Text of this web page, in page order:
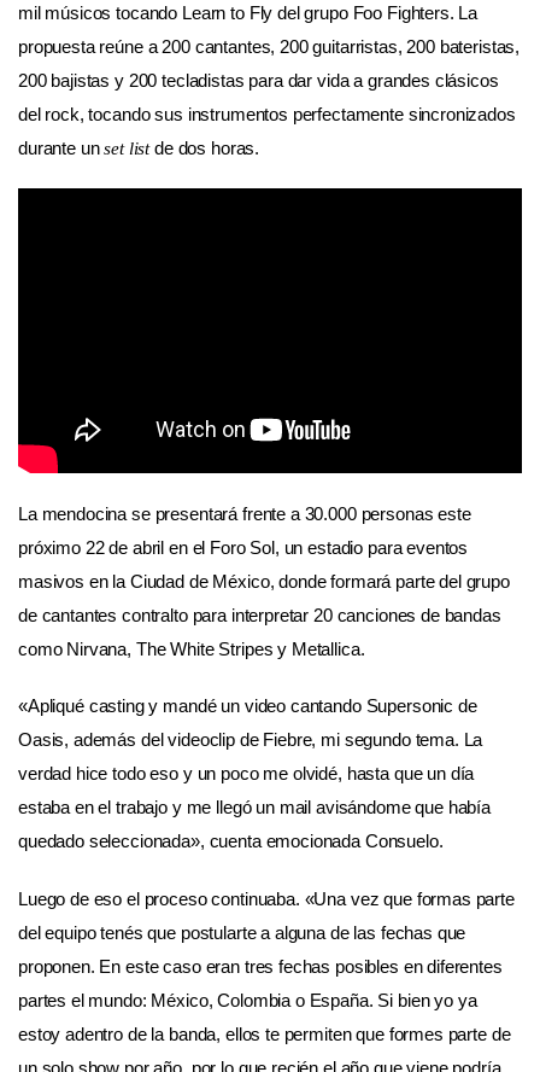
mil músicos tocando Learn to Fly del grupo Foo Fighters. La
propuesta reúne a 200 cantantes, 200 guitarristas, 200 bateristas,
200 bajistas y 200 tecladistas para dar vida a grandes clásicos
del rock, tocando sus instrumentos perfectamente sincronizados
durante unset listde dos horas.
La mendocina se presentará frente a 30.000 personas este
próximo 22 de abril en el Foro Sol, un estadio para eventos
masivos en la Ciudad de México, donde formará parte del grupo
de cantantes contralto para interpretar 20 canciones de bandas
como Nirvana, The White Stripes y Metallica.
«Apliqué casting y mandé un video cantando Supersonic de
Oasis, además del videoclip de Fiebre, mi segundo tema. La
verdad hice todo eso y un poco me olvidé, hasta que un día
estaba en el trabajo y me llegó un mail avisándome que había
quedado seleccionada», cuenta emocionada Consuelo.
Luego de eso el proceso continuaba. «Una vez que formas parte
del equipo tenés que postularte a alguna de las fechas que
proponen. En este caso eran tres fechas posibles en diferentes
partes el mundo: México, Colombia o España. Si bien yo ya
estoy adentro de la banda, ellos te permiten que formes parte de
un solo show por año, por lo que recién el año que viene podría